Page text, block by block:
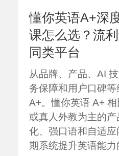
懂你英语A+深
课怎么选？流
同类平台
从品牌、产品、AI
务保障和用户口碑
A+。懂你英语 A+
或真人外教为主的
化、强口语和自适
期系统提升英语能力